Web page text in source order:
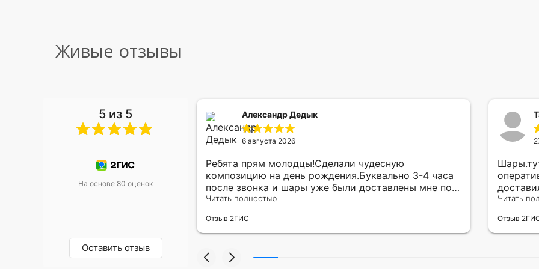
Живые отзывы
5 из 5
На основе 80 оценок
Оставить отзыв
уже два раза, отличная
Александр Дедык
6 августа 2026
Ребята прям молодцы!Сделали чудесную
композицию на день рождения.Буквально 3-4 часа
после звонка и шары уже были доставлены мне по
адресу.Качество исполнения и упаковки на 5.Жена
Читать полностью
Отзыв 2ГИС
другу в
Читать
Отзыв